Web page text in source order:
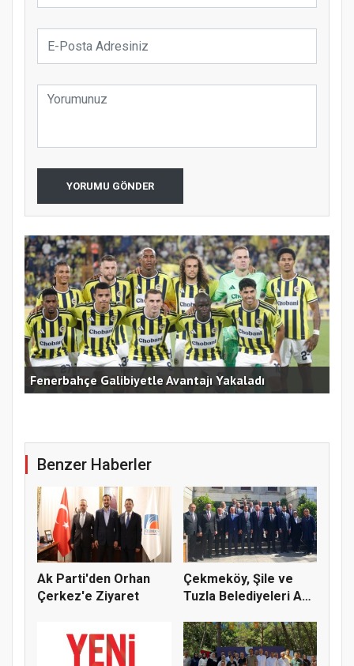
YORUMU GÖNDER
Fenerbahçe Galibiyetle Avantajı Yakaladı
Benzer Haberler
Ak Parti'den Orhan
Çerkez'e Ziyaret
Çekmeköy, Şile ve
Tuzla Belediyeleri Ak